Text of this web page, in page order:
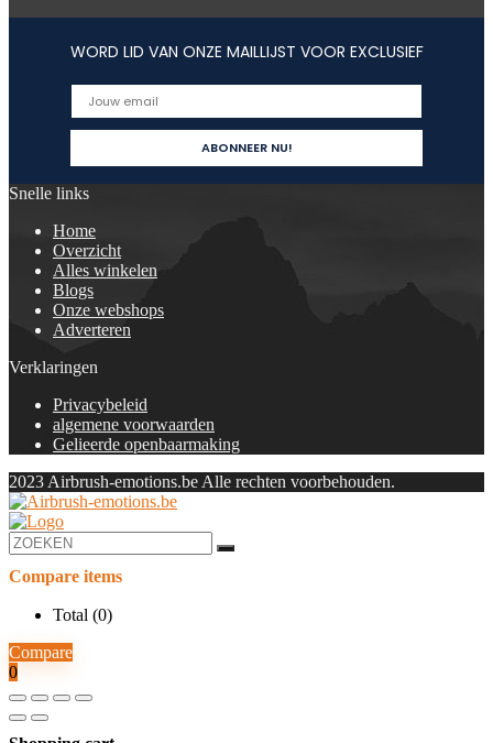
WORD LID VAN ONZE MAILLIJST VOOR EXCLUSIEF
Snelle links
Home
Overzicht
Alles winkelen
Blogs
Onze webshops
Adverteren
Verklaringen
Privacybeleid
algemene voorwaarden
Gelieerde openbaarmaking
2023 Airbrush-emotions.be Alle rechten voorbehouden.
Compare items
Total (0)
Compare
0